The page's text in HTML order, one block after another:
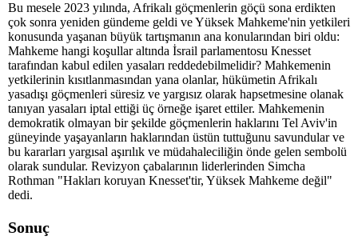
Bu mesele 2023 yılında, Afrikalı göçmenlerin göçü sona erdikten
çok sonra yeniden gündeme geldi ve Yüksek Mahkeme'nin yetkileri
konusunda yaşanan büyük tartışmanın ana konularından biri oldu:
Mahkeme hangi koşullar altında İsrail parlamentosu Knesset
tarafından kabul edilen yasaları reddedebilmelidir? Mahkemenin
yetkilerinin kısıtlanmasından yana olanlar, hükümetin Afrikalı
yasadışı göçmenleri süresiz ve yargısız olarak hapsetmesine olanak
tanıyan yasaları iptal ettiği üç örneğe işaret ettiler. Mahkemenin
demokratik olmayan bir şekilde göçmenlerin haklarını Tel Aviv'in
güneyinde yaşayanların haklarından üstün tuttuğunu savundular ve
bu kararları yargısal aşırılık ve müdahaleciliğin önde gelen sembolü
olarak sundular. Revizyon çabalarının liderlerinden Simcha
Rothman "Hakları koruyan Knesset'tir, Yüksek Mahkeme değil"
dedi.
Sonuç